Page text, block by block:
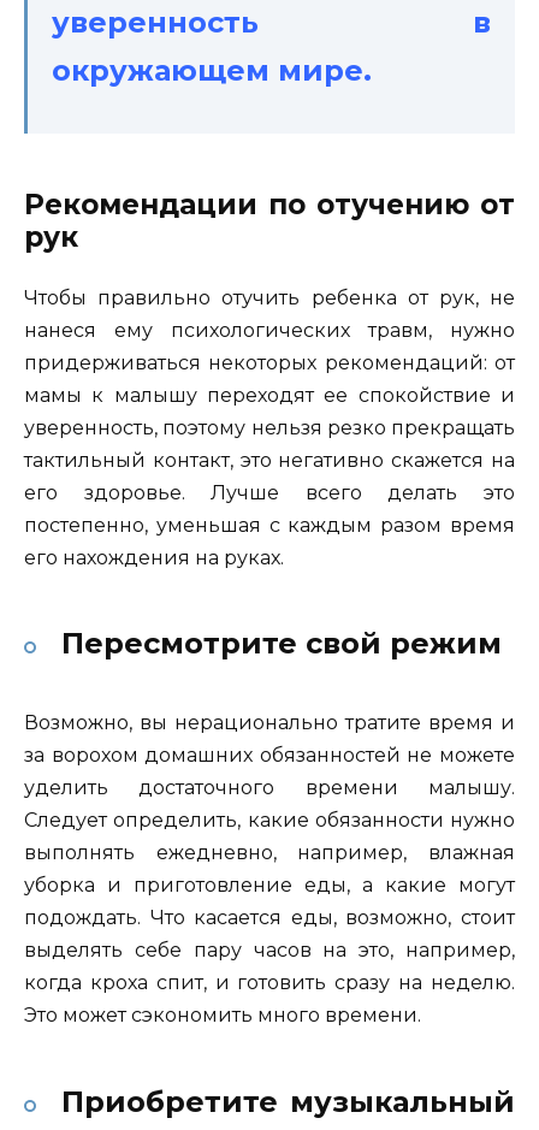
уверенность в
окружающем мире.
Рекомендации по отучению от
рук
Чтобы правильно отучить ребенка от рук, не
нанеся ему психологических травм, нужно
придерживаться некоторых рекомендаций: от
мамы к малышу переходят ее спокойствие и
уверенность, поэтому нельзя резко прекращать
тактильный контакт, это негативно скажется на
его здоровье. Лучше всего делать это
постепенно, уменьшая с каждым разом время
его нахождения на руках.
Пересмотрите свой режим
Возможно, вы нерационально тратите время и
за ворохом домашних обязанностей не можете
уделить достаточного времени малышу.
Следует определить, какие обязанности нужно
выполнять ежедневно, например, влажная
уборка и приготовление еды, а какие могут
подождать. Что касается еды, возможно, стоит
выделять себе пару часов на это, например,
когда кроха спит, и готовить сразу на неделю.
Это может сэкономить много времени.
Приобретите музыкальный